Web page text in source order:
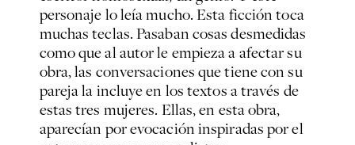
personaje lo leía mucho. Esta ficción toca
muchas teclas. Pasaban cosas desmedidas
como que al autor le empieza a afectar su
obra, las conversaciones que tiene con su
pareja la incluye en los textos a través de
estas tres mujeres. Ellas, en esta obra,
aparecían por evocación inspiradas por el